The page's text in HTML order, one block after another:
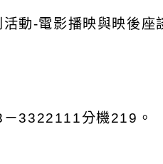
動-電影播映與映後座
－3322111分機219 。